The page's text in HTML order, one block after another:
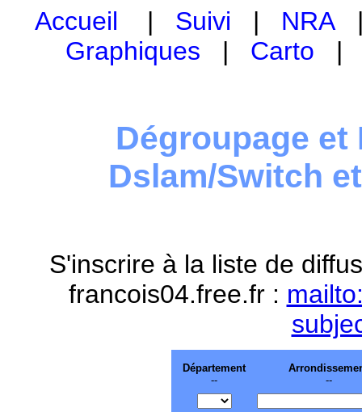
Accueil | Suivi | NRA
Graphiques | Carto
Dégroupage et
Dslam/Switch
S'inscrire à la liste de
francois04.free.fr :
Département
--
--